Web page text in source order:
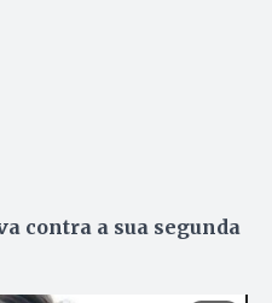
contra a sua segunda